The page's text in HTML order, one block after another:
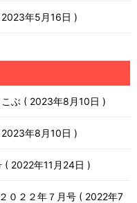
2023年5月16日
ぶ 2023年8月10日
2023年8月10日
2022年11月24日
０２２年７月号
2022年7